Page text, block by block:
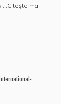
Citește mai